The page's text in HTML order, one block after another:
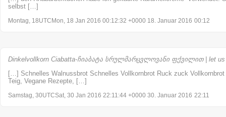
selbst […]
Montag, 18UTCMon, 18 Jan 2016 00:12:32 +0000 18. Januar 2016 00:12
Dinkelvollkorn Ciabatta-ჩიაბატა სრულმარცვლოვანი ფქვილით | let us
[…] Schnelles Walnussbrot Schnelles Vollkornbrot Ruck zuck
Teig, Vegane Rezepte, […]
Samstag, 30UTCSat, 30 Jan 2016 22:11:44 +0000 30. Januar 2016 22:11